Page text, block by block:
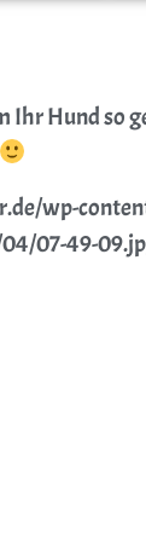
Ihr Hund so
07-49-